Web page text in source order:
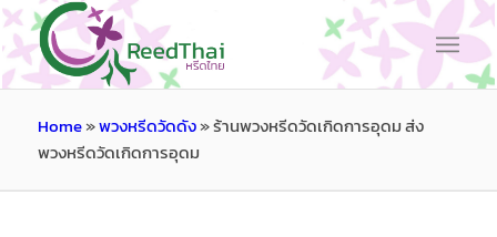
Home»พวงหรีดวัดดัง»ร้านพวงหรีดวัดเกิดการอุดม ส่ง
พวงหรีดวัดเกิดการอุดม